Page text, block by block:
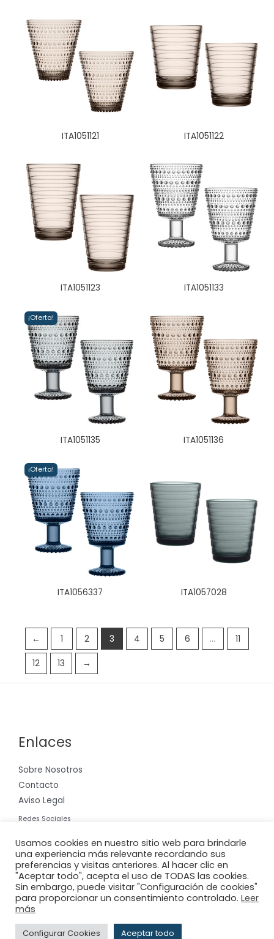
ITA1051121 ITA1051122
ITA1051123 ITA1051133
¡Oferta!
ITA1051135 ITA1051136
¡Oferta!
ITA1056337 ITA1057028
← 1 2 3 4 5 6 … 11
12 13 →
Enlaces
Sobre Nosotros
Contacto
Aviso Legal
Redes Sociales
Copyright © 2026 Riera International, S.A.
Powered byAdderit S.L.
Usamos cookies en nuestro sitio web para brindarle
una experiencia más relevante recordando sus
preferencias y visitas anteriores. Al hacer clic en
"Aceptar todo", acepta el uso de TODAS las cookies.
Sin embargo, puede visitar "Configuración de cookies"
para proporcionar un consentimiento controlado. Leer
más
Configurar Cookies Aceptar todo